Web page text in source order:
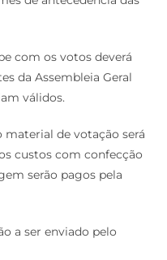
com os votos deverá
da Assembleia Geral
válidos.
material de votação será
custos com confecção
serão pagos pela
a ser enviado pelo